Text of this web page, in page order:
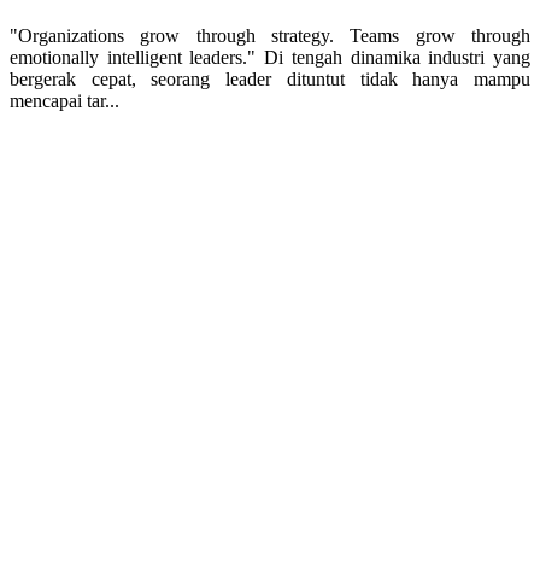
"Organizations grow through strategy. Teams grow through
emotionally intelligent leaders." Di tengah dinamika industri yang
bergerak cepat, seorang leader dituntut tidak hanya mampu
mencapai tar...